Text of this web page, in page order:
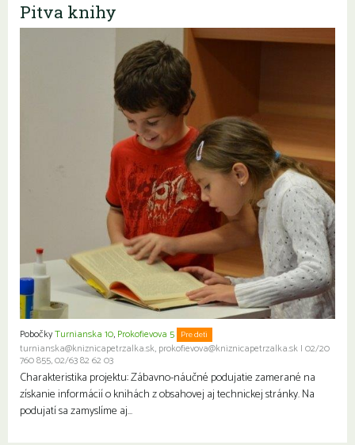
Pitva knihy
PobočkyTurnianska 10, Prokofievova 5 Pre deti
turnianska@kniznicapetrzalka.sk, prokofievova@kniznicapetrzalka.sk | 02/20
760 855, 02/63 82 62 03
Charakteristika projektu: Zábavno-náučné podujatie zamerané na
získanie informácií o knihách z obsahovej aj technickej stránky. Na
podujatí sa zamyslíme aj…